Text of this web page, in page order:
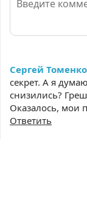
Сергей Томенко
секрет. А я
снизились?
Оказалось, мои
Ответить